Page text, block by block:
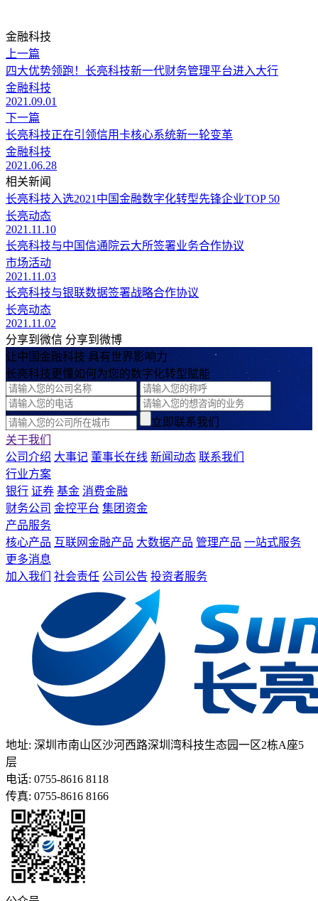
金融科技
上一篇
四大优势领跑！长亮科技新一代财务管理平台进入大行
金融科技
2021.09.01
下一篇
长亮科技正在引领信用卡核心系统新一轮变革
金融科技
2021.06.28
相关新闻
长亮科技入选2021中国金融数字化转型先锋企业TOP 50
长亮动态
2021.11.10
长亮科技与中国信通院云大所签署业务合作协议
市场活动
2021.11.03
长亮科技与银联数据签署战略合作协议
长亮动态
2021.11.02
分享到微信 分享到微博
让中国金融科技 具有世界影响力
长亮科技更懂如何为您的数字化转型赋能
立即联系我们
关于我们
公司介绍 大事记 董事长在线 新闻动态 联系我们
行业方案
银行 证券 基金 消费金融
财务公司 金控平台 集团资金
产品服务
核心产品 互联网金融产品 大数据产品 管理产品 一站式服务
更多消息
加入我们
社会责任 公司公告 投资者服务
地址: 深圳市南山区沙河西路深圳湾科技生态园一区2栋A座5
层
电话: 0755-8616 8118
传真: 0755-8616 8166